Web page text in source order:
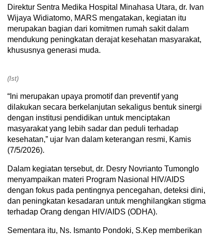
Direktur Sentra Medika Hospital Minahasa Utara, dr. Ivan
Wijaya Widiatomo, MARS mengatakan, kegiatan itu
merupakan bagian dari komitmen rumah sakit dalam
mendukung peningkatan derajat kesehatan masyarakat,
khususnya generasi muda.
(Ist)
“Ini merupakan upaya promotif dan preventif yang
dilakukan secara berkelanjutan sekaligus bentuk sinergi
dengan institusi pendidikan untuk menciptakan
masyarakat yang lebih sadar dan peduli terhadap
kesehatan,” ujar Ivan dalam keterangan resmi, Kamis
(7/5/2026).
Dalam kegiatan tersebut, dr. Desry Novrianto Tumonglo
menyampaikan materi Program Nasional HIV/AIDS
dengan fokus pada pentingnya pencegahan, deteksi dini,
dan peningkatan kesadaran untuk menghilangkan stigma
terhadap Orang dengan HIV/AIDS (ODHA).
Sementara itu, Ns. Ismanto Pondoki, S.Kep memberikan